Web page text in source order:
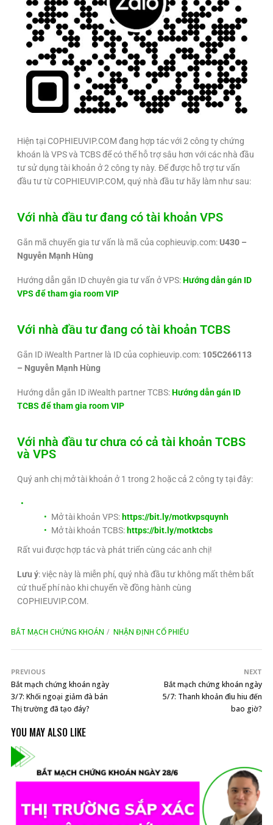
Hiện tại COPHIEUVIP.COM đang hợp tác với 2 công ty chứng
khoán là VPS và TCBS để có thể hỗ trợ sâu hơn với các nhà đầu
tư sử dụng tài khoản ở 2 công ty này. Để được hỗ trợ tư vấn
đầu tư từ COPHIEUVIP.COM, quý nhà đầu tư hãy làm như sau:
Với nhà đầu tư đang có tài khoản VPS
Gắn mã chuyển gia tư vấn là mã của cophieuvip.com:U430 –
Nguyễn Mạnh Hùng
Hướng dẫn gắn ID chuyên gia tư vấn ở VPS:Hướng dẫn gán ID
VPS để tham gia room VIP
Với nhà đầu tư đang có tài khoản TCBS
Gắn ID iWealth Partner là ID của cophieuvip.com: 105C266113
– Nguyễn Mạnh Hùng
Hướng dẫn gắn ID iWealth partner TCBS:Hướng dẫn gán ID
TCBS để tham gia room VIP
Với nhà đầu tư chưa có cả tài khoản TCBS
và VPS
Quý anh chị mở tài khoản ở 1 trong 2 hoặc cả 2 công ty tại đây:
Mở tài khoản VPS: https://bit.ly/motkvpsquynh
Mở tài khoản TCBS: https://bit.ly/motktcbs
Rất vui được hợp tác và phát triển cùng các anh chị!
Lưu ý: việc này là miễn phí, quý nhà đầu tư không mất thêm bất
cứ thuế phí nào khi chuyển về đồng hành cùng
COPHIEUVIP.COM.
BẮT MẠCH CHỨNG KHOÁN NHẬN ĐỊNH CỔ PHIẾU
PREVIOUS
Bắt mạch chứng khoán ngày
3/7: Khối ngoại giảm đà bán
Thị trường đã tạo đáy?
NEXT
Bắt mạch chứng khoán ngày
5/7: Thanh khoản đìu hiu đến
bao giờ?
YOU MAY ALSO LIKE